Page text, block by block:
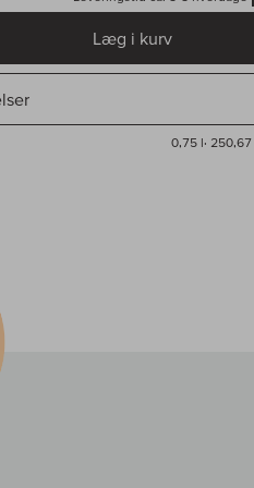
Læg i kurv
0,75 l·